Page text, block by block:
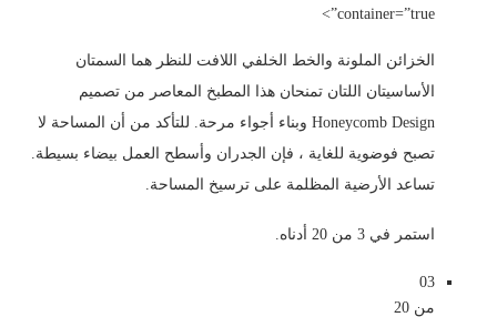
container=”true”>
الخزائن الملونة والخط الخلفي اللافت للنظر هما السمتان
الأساسيتان اللتان تمنحان هذا المطبخ المعاصر من تصميم
Honeycomb Design وبناء أجواء مرحة. للتأكد من أن المساحة لا
تصبح فوضوية للغاية ، فإن الجدران وأسطح العمل بيضاء بسيطة.
تساعد الأرضية المظلمة على ترسيخ المساحة.
استمر في 3 من 20 أدناه.
03
من 20